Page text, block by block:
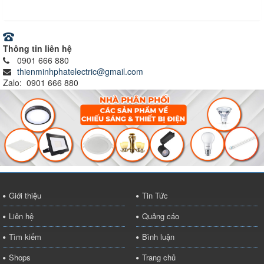
Thông tin liên hệ
0901 666 880
thienminhphatelectric@gmail.com
Zalo: 0901 666 880
Giới thiệu
Tin Tức
Liên hệ
Quảng cáo
Tìm kiếm
Bình luận
Shops
Trang chủ